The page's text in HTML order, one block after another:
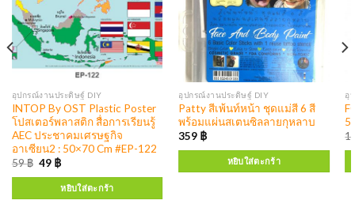
อุปกรณ์งานประดิษฐ์ DIY
INTOP By OST Plastic Poster
โปสเตอร์พลาสติก สื่อการเรียนรู้
AEC ประชาคมเศรษฐกิจ
อาเซียน2 : 50×70 Cm #EP-122
59฿ 49 ฿
หยิบใส่ตะกร้า
อุปกรณ์งานประดิษฐ์ DIY
Patty สีเพ้นท์หน้า ชุดแม่สี 6 สี
พร้อมแผ่นสเตนซิลลายกุหลาบ
359 ฿
หยิบใส่ตะกร้า
อุ